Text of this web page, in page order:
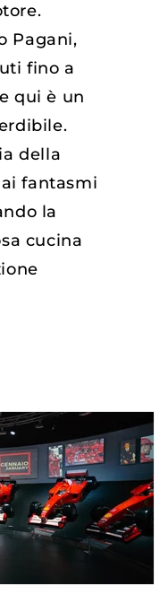
Pagani,
fino a
qui è un
della
fantasmi
la
cucina